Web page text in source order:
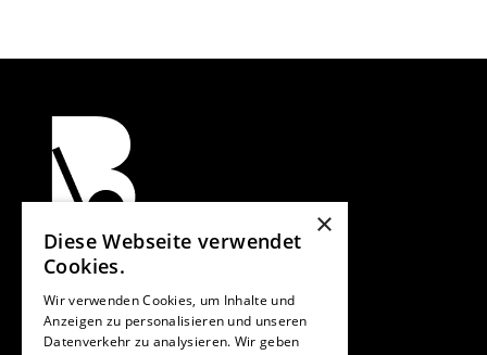
Verband für Bauen im Bestand e. V.
10777 Berlin
Vorstand:
×
Diese Webseite verwendet
Cookies.
Wir verwenden Cookies, um Inhalte und
Anzeigen zu personalisieren und unseren
Datenverkehr zu analysieren. Wir geben